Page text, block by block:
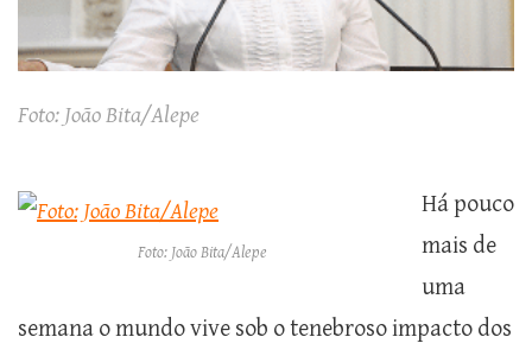
Foto: João Bita/Alepe
Foto: João Bita/Alepe
Há pouco
mais de
uma
semana o mundo vive sob o tenebroso impacto dos